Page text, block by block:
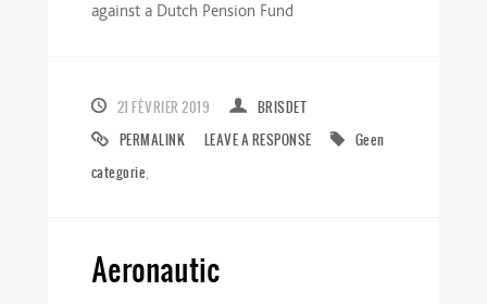
against a Dutch Pension Fund
21 FÉVRIER 2019
BRISDET
PERMALINK
LEAVE A RESPONSE
Geen
categorie
Aeronautic